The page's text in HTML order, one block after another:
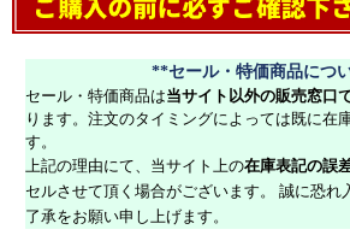
**セール・特価商品につ
セール・特価商品は当サイト以外の販売窓口
ります。注文のタイミングによっては既に在
す。
上記の理由にて、当サイト上の在庫表記の誤
セルさせて頂く場合がございます。 誠に恐れ
了承をお願い申し上げます。